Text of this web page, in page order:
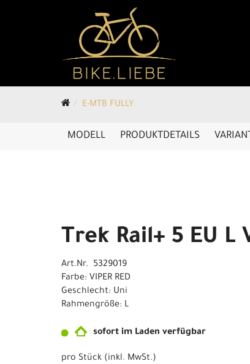
E-MTB FULLY
MODELL PRODUKTDETAILS
Trek Rail+ 5 EU L
Art.Nr. 5329019
Farbe: VIPER RED
Geschlecht: Uni
Rahmengröße: L
sofort im Laden verfügbar
pro Stück (inkl. MwSt.)